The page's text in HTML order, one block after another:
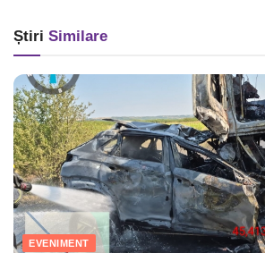
Știri Similare
EVENIMENT